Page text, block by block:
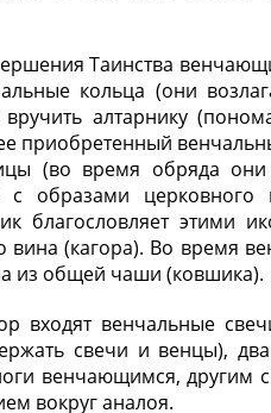
Таинства
кольца (они
алтарнику
приобретенный
(во время обряда они
с образами
благословляет этими
вина (кагора). Во время
из общей чаши (ковшика).
входят венчальные
свечи и венцы),
венчающимся, другим
вокруг аналоя.